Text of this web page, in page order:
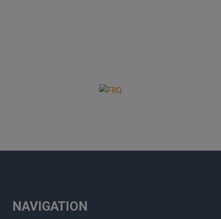
NAVIGATION